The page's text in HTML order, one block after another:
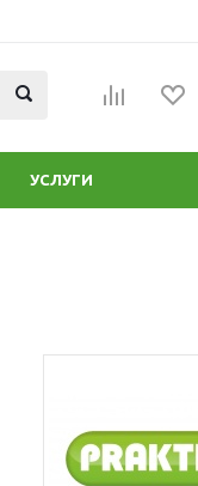
УСЛУГИ